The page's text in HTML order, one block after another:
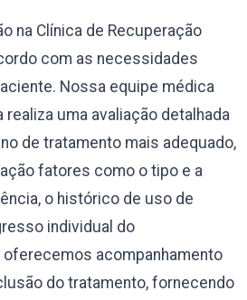
na Clínica de Recuperação
com as necessidades
Nossa equipe médica
uma avaliação detalhada
de tratamento mais adequado,
fatores como o tipo e a
o histórico de uso de
individual do
acompanhamento
do tratamento, fornecendo